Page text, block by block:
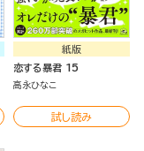
紙版
恋する暴君 15
高永ひなこ
試し読み